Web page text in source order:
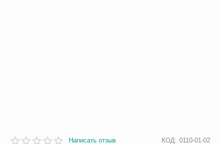
Написать отзыв КОД: 0110-01-02